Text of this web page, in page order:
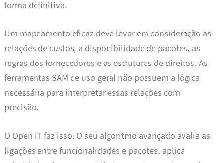
forma definitiva.
Um mapeamento eficaz deve levar em consideração as
relações de custos, a disponibilidade de pacotes, as
regras dos fornecedores e as estruturas de direitos. As
ferramentas SAM de uso geral não possuem a lógica
necessária para interpretar essas relações com
precisão.
O Open iT faz isso. O seu algoritmo avançado avalia as
ligações entre funcionalidades e pacotes, aplica